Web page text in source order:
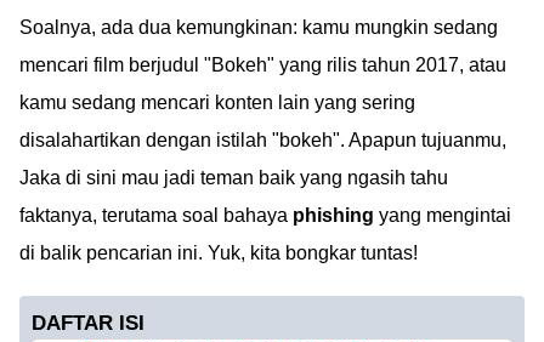
Soalnya, ada dua kemungkinan: kamu mungkin sedang
mencari film berjudul "Bokeh" yang rilis tahun 2017, atau
kamu sedang mencari konten lain yang sering
disalahartikan dengan istilah "bokeh". Apapun tujuanmu,
Jaka di sini mau jadi teman baik yang ngasih tahu
faktanya, terutama soal bahaya phishing yang mengintai
di balik pencarian ini. Yuk, kita bongkar tuntas!
DAFTAR ISI